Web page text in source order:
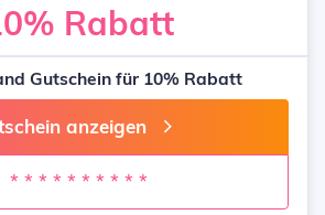
Rabatt
Gutschein für 10% Rabatt
anzeigen
* * * * * * * * * *